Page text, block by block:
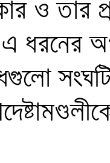
ও তার
এ ধরনের